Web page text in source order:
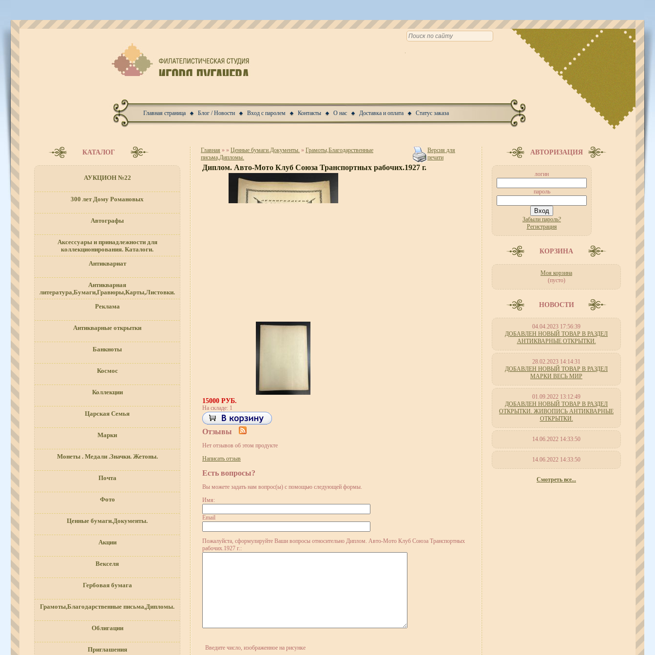
Главная страница Блог / Новости Вход с паролем Контакты О нас Доставка и оплата Статус заказа
КАТАЛОГ
АУКЦИОН №22
300 лет Дому Романовых
Автографы
Аксессуары и принадлежности для
коллекционирования. Каталоги.
Антиквариат
Антикварная
литература,Бумаги,Гравюры,Карты,Листовки.
Реклама
Антикварные открытки
Банкноты
Космос
Коллекции
Царская Семья
Марки
Монеты . Медали .Значки. Жетоны.
Почта
Фото
Ценные бумаги.Документы.
Акции
Векселя
Гербовая бумага
Грамоты,Благодарственные письма,Дипломы.
Облигации
Приглашения
Главная » » Ценные бумаги.Документы. » Грамоты,Благодарственные
письма,Дипломы.
Версия для
печати
Диплом. Авто-Мото Клуб Союза Транспортных рабочих.1927 г.
15000 РУБ.
На складе: 1
Отзывы
Нет отзывов об этом продукте
Написать отзыв
Есть вопросы?
Вы можете задать нам вопрос(ы) с помощью следующей формы.
Имя:
Email
Пожалуйста, сформулируйте Ваши вопросы относительно Диплом. Авто-Мото Клуб Союза Транспортных
рабочих.1927 г.:
Введите число, изображенное на рисунке
АВТОРИЗАЦИЯ
логин
пароль
Забыли пароль?
Регистрация
КОРЗИНА
Моя корзина
(пусто)
НОВОСТИ
04.04.2023 17:56:39
ДОБАВЛЕН НОВЫЙ ТОВАР В РАЗДЕЛ
АНТИКВАРНЫЕ ОТКРЫТКИ.
28.02.2023 14:14:31
ДОБАВЛЕН НОВЫЙ ТОВАР В РАЗДЕЛ
МАРКИ ВЕСЬ МИР
01.09.2022 13:12:49
ДОБАВЛЕН НОВЫЙ ТОВАР В РАЗДЕЛ
ОТКРЫТКИ. ЖИВОПИСЬ АНТИКВАРНЫЕ
ОТКРЫТКИ.
14.06.2022 14:33:50
14.06.2022 14:33:50
Смотреть все...